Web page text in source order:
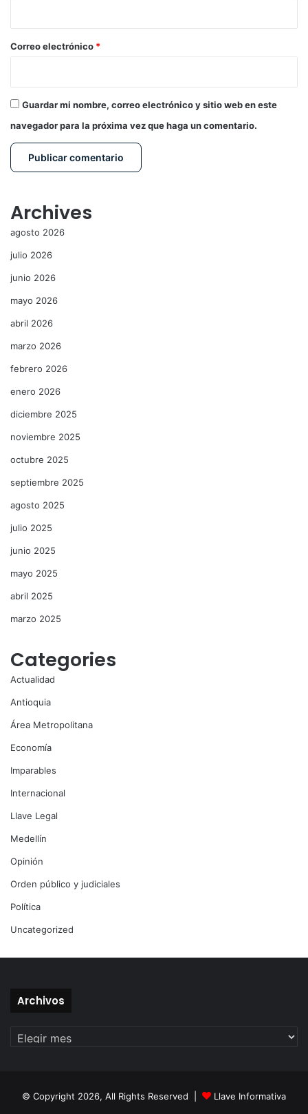
*
Correo electrónico *
Guardar mi nombre, correo electrónico y sitio web en este
navegador para la próxima vez que haga un comentario.
Archives
agosto 2026
julio 2026
junio 2026
mayo 2026
abril 2026
marzo 2026
febrero 2026
enero 2026
diciembre 2025
noviembre 2025
octubre 2025
septiembre 2025
agosto 2025
julio 2025
junio 2025
mayo 2025
abril 2025
marzo 2025
Categories
Actualidad
Antioquia
Área Metropolitana
Economía
Imparables
Internacional
Llave Legal
Medellín
Opinión
Orden público y judiciales
Política
Uncategorized
Archivos
© Copyright 2026, All Rights Reserved | Llave Informativa